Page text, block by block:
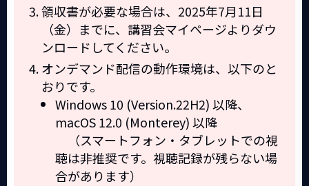
領収書が必要な場合は、2025年7月11日
（金）までに、講習会マイページよりダウ
ンロードしてください。
オンデマンド配信の動作環境は、以下のと
おりです。
Windows 10 (Version.22H2) 以降、
macOS 12.0 (Monterey) 以降
（スマートフォン・タブレットでの視
聴は非推奨です。視聴記録が残らない場
合があります）